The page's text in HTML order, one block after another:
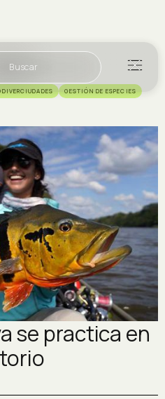
Buscar
GESTIÓN DE ESPECIES
se practica en